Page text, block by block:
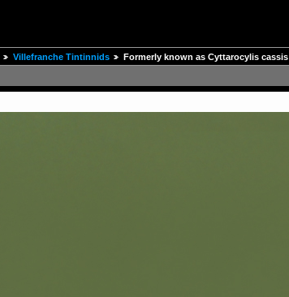
Villefranche Tintinnids Formerly known as Cyttarocylis cassis